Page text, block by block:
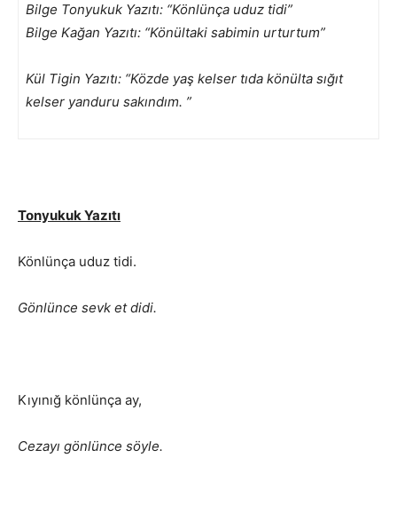
Bilge Tonyukuk Yazıtı: “Könlünça uduz tidi”
Bilge Kağan Yazıtı: “Könültaki sabimin urturtum”
Kül Tigin Yazıtı: “Közde yaş kelser tıda könülta sığıt
kelser yanduru sakındım. ”
Tonyukuk Yazıtı
Könlünça uduz tidi.
Gönlünce sevk et didi.
Kıyınığ könlünça ay,
Cezayı gönlünce söyle.